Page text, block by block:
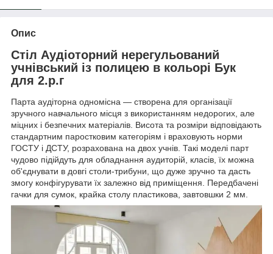
Опис
Стіл Аудіоторний нерегульований
учнівський із полицею в кольорі Бук
для 2.р.г
Парта аудіторна одномісна — створена для організації
зручного навчального місця з використанням недорогих, але
міцних і безпечних матеріалів. Висота та розміри відповідають
стандартним паростковим категоріям і враховують норми
ГОСТУ і ДСТУ, розрахована на двох учнів. Такі моделі парт
чудово підійдуть для обладнання аудиторій, класів, їх можна
об'єднувати в довгі столи-трибуни, що дуже зручно та дасть
змогу конфігурувати їх залежно від приміщення. Передбачені
гачки для сумок, крайка столу пластикова, завтовшки 2 мм.